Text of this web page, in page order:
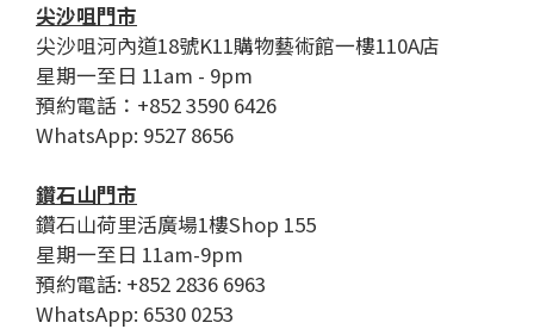
尖沙咀門市
尖沙咀河內道18號K11購物藝術館一樓110A店
星期一至日 11am - 9pm
預約電話：+852 3590 6426
WhatsApp: 9527 8656
鑽石山門市
鑽石山荷里活廣場1樓Shop 155
星期一至日 11am-9pm
預約電話: +852 2836 6963
WhatsApp: 6530 0253